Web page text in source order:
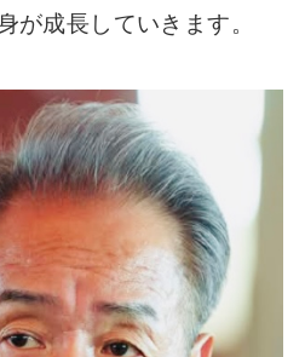
が成長していきます。